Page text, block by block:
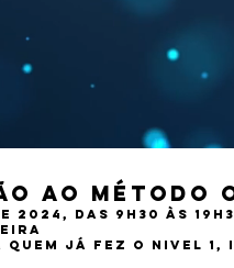
ao método
2024, das 9h30 às
QUEM JÁ FEZ O NIVEL 1,